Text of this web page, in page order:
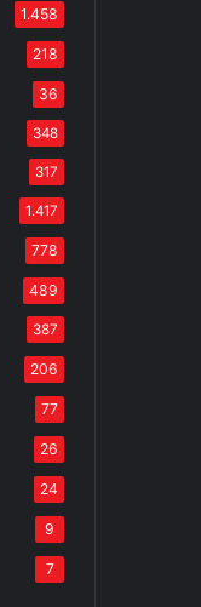
1.458
218
36
348
317
1.417
778
489
387
206
77
26
24
9
7